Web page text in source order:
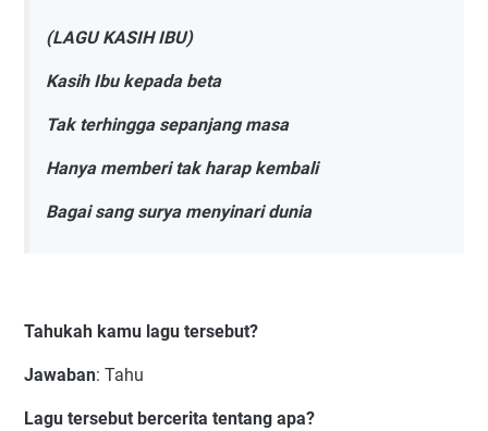
(LAGU KASIH IBU)
Kasih Ibu kepada beta
Tak terhingga sepanjang masa
Hanya memberi tak harap kembali
Bagai sang surya menyinari dunia
Tahukah kamu lagu tersebut?
Jawaban: Tahu
Lagu tersebut bercerita tentang apa?